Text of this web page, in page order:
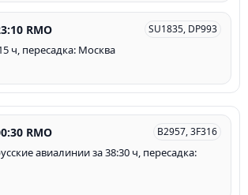
RMO SU1835, DP993
ч, пересадка: Москва
RMO B2957, 3F316
авиалинии за 38:30 ч, пересадка: